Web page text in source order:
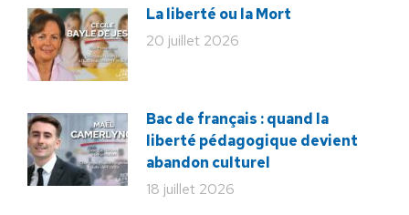
La liberté ou la Mort
20 juillet 2026
Bac de français : quand la
liberté pédagogique devient
abandon culturel
18 juillet 2026